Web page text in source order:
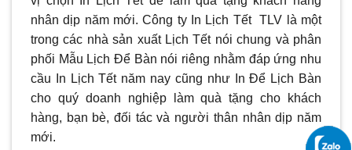
nhân dịp năm mới. Công ty In Lịch Tết TLV là một
trong các nhà sản xuất Lịch Tết nói chung và phân
phối Mẫu Lịch Để Bàn nói riêng nhằm đáp ứng nhu
cầu In Lịch Tết năm nay cũng như In Để Lịch Bàn
cho quý doanh nghiệp làm quà tặng cho khách
hàng, bạn bè, đối tác và người thân nhân dịp năm
mới.